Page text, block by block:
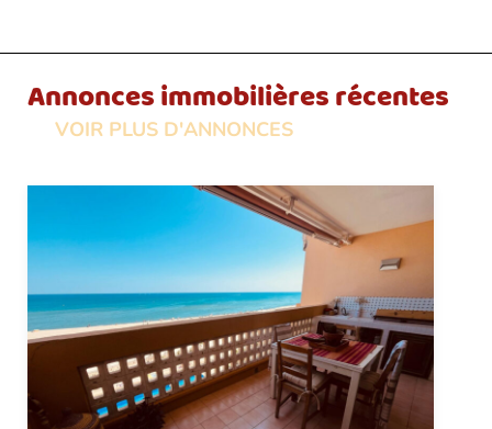
Annonces immobilières récentes
VOIR PLUS D'ANNONCES